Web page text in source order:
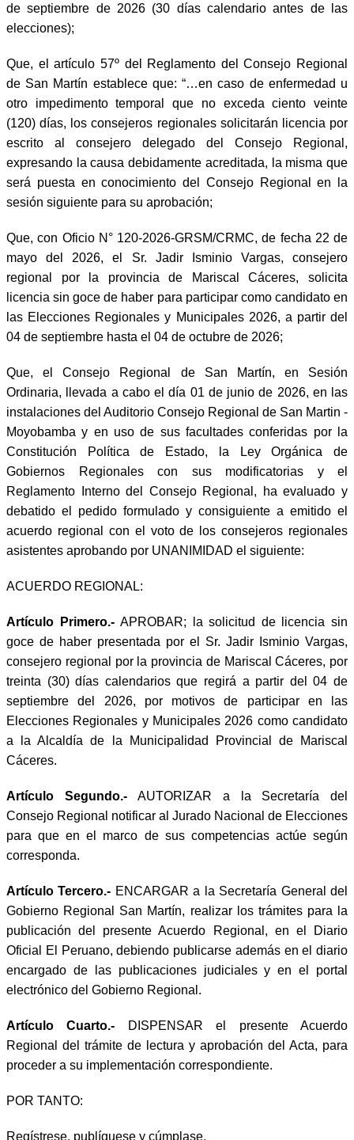
de septiembre de 2026 (30 días calendario antes de las
elecciones);
Que, el artículo 57º del Reglamento del Consejo Regional
de San Martín establece que: “…en caso de enfermedad u
otro impedimento temporal que no exceda ciento veinte
(120) días, los consejeros regionales solicitarán licencia por
escrito al consejero delegado del Consejo Regional,
expresando la causa debidamente acreditada, la misma que
será puesta en conocimiento del Consejo Regional en la
sesión siguiente para su aprobación;
Que, con Oficio N° 120-2026-GRSM/CRMC, de fecha 22 de
mayo del 2026, el Sr. Jadir Isminio Vargas, consejero
regional por la provincia de Mariscal Cáceres, solicita
licencia sin goce de haber para participar como candidato en
las Elecciones Regionales y Municipales 2026, a partir del
04 de septiembre hasta el 04 de octubre de 2026;
Que, el Consejo Regional de San Martín, en Sesión
Ordinaria, llevada a cabo el día 01 de junio de 2026, en las
instalaciones del Auditorio Consejo Regional de San Martin -
Moyobamba y en uso de sus facultades conferidas por la
Constitución Política de Estado, la Ley Orgánica de
Gobiernos Regionales con sus modificatorias y el
Reglamento Interno del Consejo Regional, ha evaluado y
debatido el pedido formulado y consiguiente a emitido el
acuerdo regional con el voto de los consejeros regionales
asistentes aprobando por UNANIMIDAD el siguiente:
ACUERDO REGIONAL:
Artículo Primero.-APROBAR; la solicitud de licencia sin
goce de haber presentada por el Sr. Jadir Isminio Vargas,
consejero regional por la provincia de Mariscal Cáceres, por
treinta (30) días calendarios que regirá a partir del 04 de
septiembre del 2026, por motivos de participar en las
Elecciones Regionales y Municipales 2026 como candidato
a la Alcaldía de la Municipalidad Provincial de Mariscal
Cáceres.
Artículo Segundo.-AUTORIZAR a la Secretaría del
Consejo Regional notificar al Jurado Nacional de Elecciones
para que en el marco de sus competencias actúe según
corresponda.
Artículo Tercero.- ENCARGAR a la Secretaría General del
Gobierno Regional San Martín, realizar los trámites para la
publicación del presente Acuerdo Regional, en el Diario
Oficial El Peruano, debiendo publicarse además en el diario
encargado de las publicaciones judiciales y en el portal
electrónico del Gobierno Regional.
Artículo Cuarto.-
DISPENSAR el presente Acuerdo
Regional del trámite de lectura y aprobación del Acta, para
proceder a su implementación correspondiente.
POR TANTO:
Regístrese, publíquese y cúmplase.